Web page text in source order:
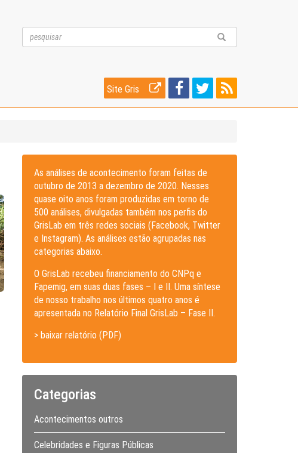
Site Gris
As análises de acontecimento foram feitas de
outubro de 2013 a dezembro de 2020. Nesses
quase oito anos foram produzidas em torno de
500 análises, divulgadas também nos perfis do
GrisLab em três redes sociais (Facebook, Twitter
e Instagram). As análises estão agrupadas nas
categorias abaixo.
O GrisLab recebeu financiamento do CNPq e
Fapemig, em suas duas fases – I e II. Uma síntese
de nosso trabalho nos últimos quatro anos é
apresentada no Relatório Final GrisLab – Fase II.
> baixar relatório (PDF)
Categorias
Acontecimentos outros
Celebridades e Figuras Públicas